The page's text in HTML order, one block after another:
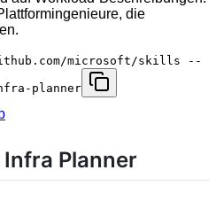
die
microsoft/skills --
planner
Planner